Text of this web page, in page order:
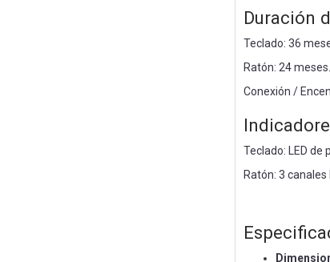
Duración
Teclado: 36
Ratón: 24
Conexión /
Teclado: LED de
Ratón: 3